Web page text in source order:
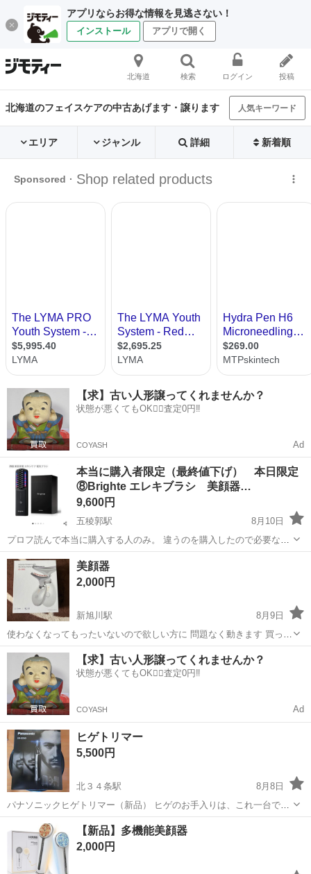
アプリならお得な情報を見逃さない！
インストール アプリで開く
北海道 検索 ログイン 投稿
北海道のフェイスケアの中古あげます・譲ります 人気キーワード
エリア ジャンル 詳細 新着順
【求】古い人形譲ってくれませんか？
状態が悪くてもOK🙆‍♀️査定0円‼️
COYASH Ad
本当に購入者限定（最終値下げ） 本日限定
⑧Brighte エレキブラシ 美顔器…
9,600円
五稜郭駅
8月10日
プロフ読んで本当に購入する人のみ。 違うのを購入したので必要なく
なりました。
北海道 函館市 五稜郭駅
美顔器
2,000円
新旭川駅
8月9日
使わなくなってもったいないので欲しい方に 問題なく動きます 買って
1年も経ってません 少し傷はありますが問題なく動きます 効果がしっ
かり感じれましたがサボって使わなくなりいらないとなりました 洗顔
と保湿後の使用は当たり...
北海道 旭川市 新旭川駅 美容家電
【求】古い人形譲ってくれませんか？
状態が悪くてもOK🙆‍♀️査定0円‼️
COYASH Ad
ヒゲトリマー
5,500円
北３４条駅
8月8日
パナソニックヒゲトリマー（新品） ヒゲのお手入りは、これ一台で出
来ます。 すべての付属品も付いてます！ よろしくお願いします。
札幌市 北３４条駅 美容家電
【新品】多機能美顔器
2,000円